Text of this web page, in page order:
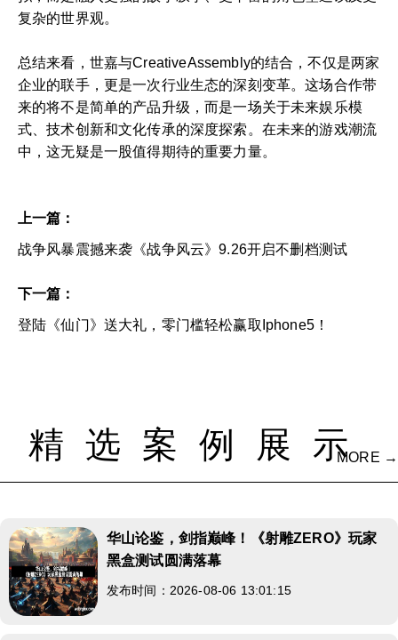
复杂的世界观。
总结来看，世嘉与CreativeAssembly的结合，不仅是两家
企业的联手，更是一次行业生态的深刻变革。这场合作带
来的将不是简单的产品升级，而是一场关于未来娱乐模
式、技术创新和文化传承的深度探索。在未来的游戏潮流
中，这无疑是一股值得期待的重要力量。
上一篇：
战争风暴震撼来袭《战争风云》9.26开启不删档测试
下一篇：
登陆《仙门》送大礼，零门槛轻松赢取Iphone5！
精选案例展示MORE →
华山论鉴，剑指巅峰！《射雕ZERO》玩家
黑盒测试圆满落幕
发布时间：2026-08-06 13:01:15